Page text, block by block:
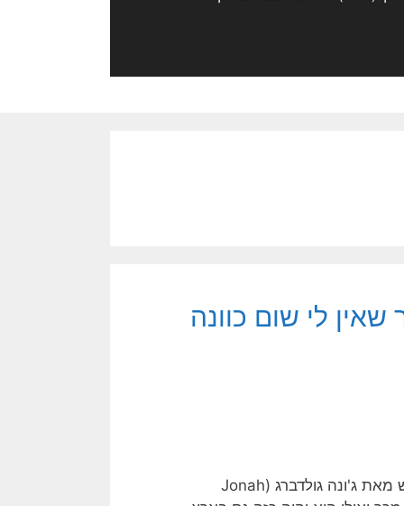
לי שום כוונה
המלים 'למי קראת פשיסט?' הן (בין השאר) כותרת של ספר חדש מאת ג'ונה גולדברג (Jonah